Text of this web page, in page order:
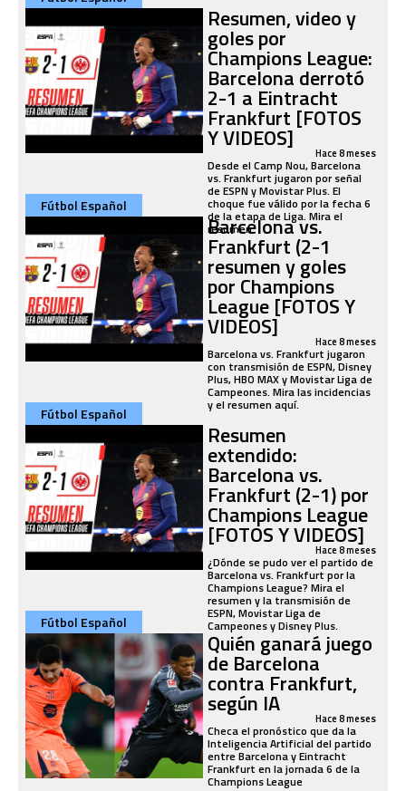
Resumen, video y
goles por
Champions League:
Barcelona derrotó
2-1 a Eintracht
Frankfurt [FOTOS
Y VIDEOS] Hace 8 meses
Desde el Camp Nou, Barcelona
vs. Frankfurt jugaron por señal
de ESPN y Movistar Plus. El
choque fue válido por la fecha 6
de la etapa de Liga. Mira el
resumen.
Fútbol Español
Barcelona vs.
Frankfurt (2-1
resumen y goles
por Champions
League [FOTOS Y
VIDEOS] Hace 8 meses
Barcelona vs. Frankfurt jugaron
con transmisión de ESPN, Disney
Plus, HBO MAX y Movistar Liga de
Campeones. Mira las incidencias
y el resumen aquí.
Fútbol Español
Resumen
extendido:
Barcelona vs.
Frankfurt (2-1) por
Champions League
[FOTOS Y VIDEOS]
Hace 8 meses
¿Dónde se pudo ver el partido de
Barcelona vs. Frankfurt por la
Champions League? Mira el
resumen y la transmisión de
ESPN, Movistar Liga de
Campeones y Disney Plus.
Fútbol Español
Quién ganará juego
de Barcelona
contra Frankfurt,
según IA Hace 8 meses
Checa el pronóstico que da la
Inteligencia Artificial del partido
entre Barcelona y Eintracht
Frankfurt en la jornada 6 de la
Champions League